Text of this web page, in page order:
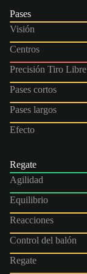
Pases
Visión
Centros
Precisión Tiro Libre
Pases cortos
Pases largos
Efecto
Regate
Agilidad
Equilibrio
Reacciones
Control del balón
Regate